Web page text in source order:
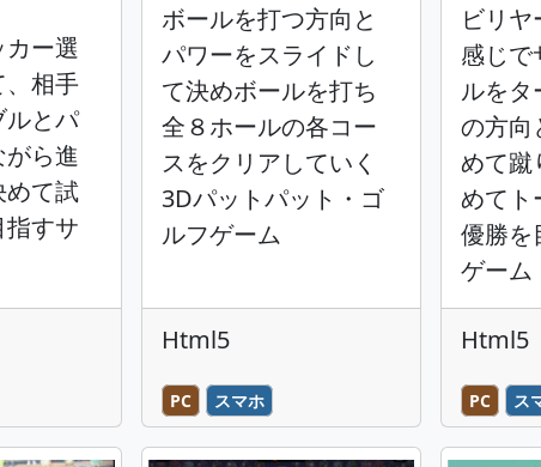
ー選
相手
とパ
ら進
て試
すサ
ボールを打つ方向と
パワーをスライドし
て決めボールを打ち
全８ホールの各コー
スをクリアしていく
3Dパットパット・ゴ
ルフゲーム
Html5
PC スマホ
ビリ
感じで
ルをタ
の方向
めて蹴
めてト
優勝を
ゲーム
Html5
PC ス